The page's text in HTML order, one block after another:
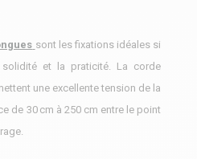
sont les fixations idéales si
et la praticité. La corde
une excellente tension de la
de 30 cm à 250 cm entre le point